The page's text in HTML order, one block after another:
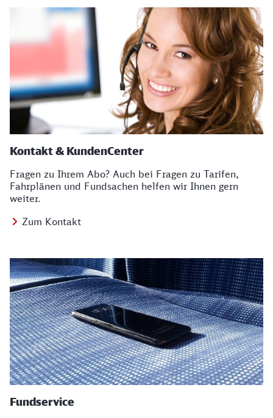
Kontakt & KundenCenter
Fragen zu Ihrem Abo? Auch bei Fragen zu Tarifen,
Fahrplänen und Fundsachen helfen wir Ihnen gern
weiter.
Zum Kontakt
Fundservice